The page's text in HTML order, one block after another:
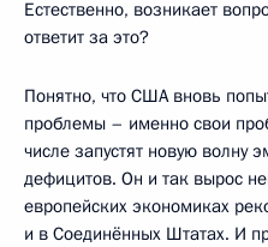
Естественно, возникает
ответит за это?
Понятно, что США вновь
проблемы – именно свои
числе запустят новую волну
дефицитов. Он и так вырос
европейских экономиках
и в Соединённых Штатах. И